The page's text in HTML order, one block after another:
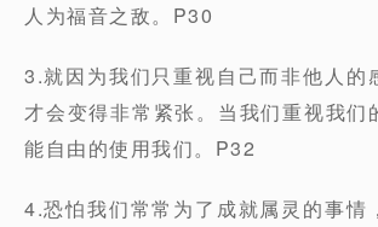
人为福音之敌。P30
3.就因为我们只重视自己而非他人的
才会变得非常紧张。当我们重视我们
能自由的使用我们。P32
4.恐怕我们常常为了成就属灵的事情